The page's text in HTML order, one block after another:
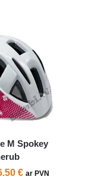
M Spokey
€ ar PVN